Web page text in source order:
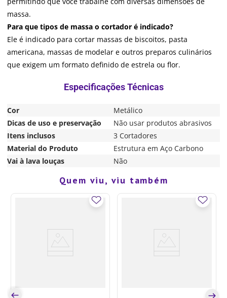
massa.
Para que tipos de massa o cortador é indicado?
Ele é indicado para cortar massas de biscoitos, pasta
americana, massas de modelar e outros preparos culinários
que exigem um formato definido de estrela ou flor.
Cor
Metálico
Dicas de uso e preservação
Não usar produtos abrasivos
Itens inclusos
3 Cortadores
Material do Produto
Estrutura em Aço Carbono
Vai à lava louças
Não
Quem viu, viu também